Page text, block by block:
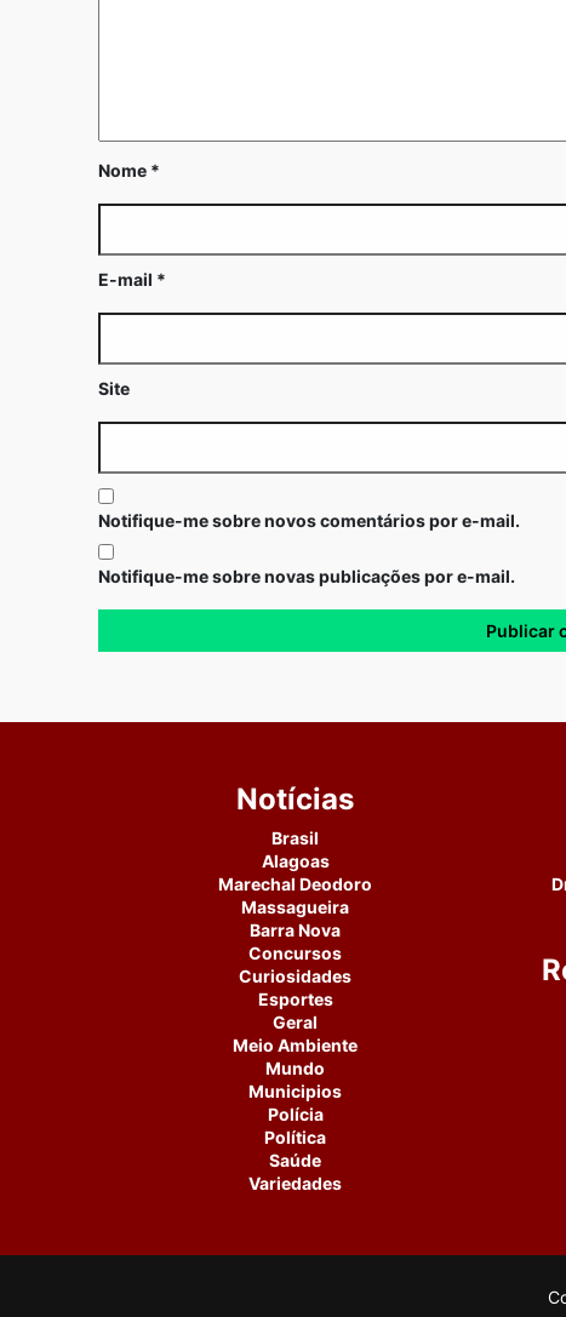
Nome *
E-mail *
Site
Notifique-me sobre novos comentários por e-mail.
Notifique-me sobre novas publicações por e-mail.
Notícias
Brasil
Alagoas
Marechal Deodoro
Massagueira
Barra Nova
Concursos
Curiosidades
Esportes
Geral
Meio Ambiente
Mundo
Municipios
Polícia
Política
Saúde
Variedades